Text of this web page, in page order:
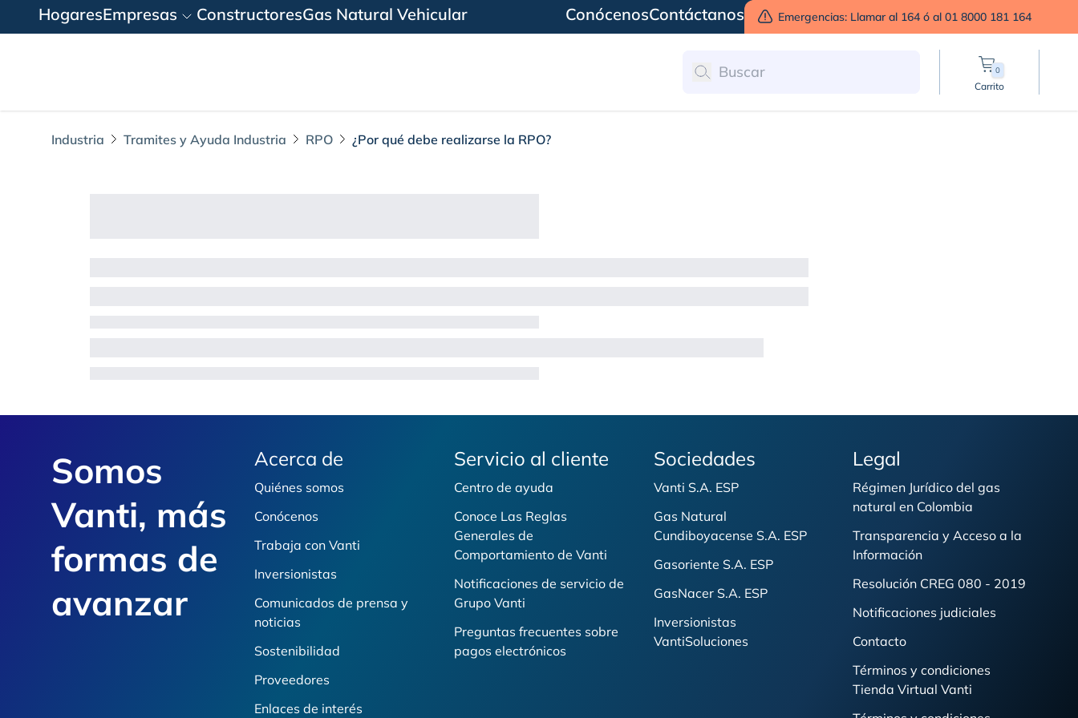
HogaresEmpresas ConstructoresGas Natural Vehicular ConócenosContáctanos Emergencias: Llamar al 164 ó al 01 8000 181 164
0
Carrito
Industria Tramites y Ayuda Industria RPO ¿Por qué debe realizarse la RPO?
Somos
Vanti, más
formas de
avanzar
Acerca de
Quiénes somos
Conócenos
Trabaja con Vanti
Inversionistas
Comunicados de prensa y
noticias
Sostenibilidad
Proveedores
Enlaces de interés
Servicio al cliente
Centro de ayuda
Conoce Las Reglas
Generales de
Comportamiento de Vanti
Notificaciones de servicio de
Grupo Vanti
Preguntas frecuentes sobre
pagos electrónicos
Sociedades
Vanti S.A. ESP
Gas Natural
Cundiboyacense S.A. ESP
Gasoriente S.A. ESP
GasNacer S.A. ESP
Inversionistas
VantiSoluciones
Legal
Régimen Jurídico del gas
natural en Colombia
Transparencia y Acceso a la
Información
Resolución CREG 080 - 2019
Notificaciones judiciales
Contacto
Términos y condiciones
Tienda Virtual Vanti